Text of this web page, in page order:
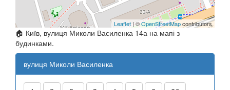
Leaflet | ©OpenStreetMapcontributors
🏠 Київ, вулиця Миколи Василенка 14а на мапі з
будинками.
вулиця Миколи Василенка